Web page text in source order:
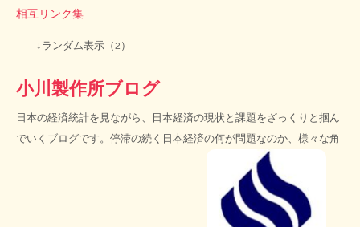
相互リンク集
↓ランダム表示（2）
小川製作所ブログ
日本の経済統計を見ながら、日本経済の現状と課題をざっくりと掴ん
でいくブログです。停滞の続く日本経済の何が問題なのか、様々な角